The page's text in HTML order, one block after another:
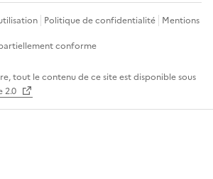
Politique de confidentialité Mentions
conforme
tout le contenu de ce site est disponible sous
2.0